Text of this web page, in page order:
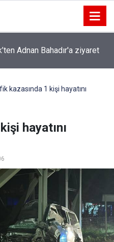
Adnan Bahadır'a ziyaret
kazasında 1 kişi hayatını
hayatını